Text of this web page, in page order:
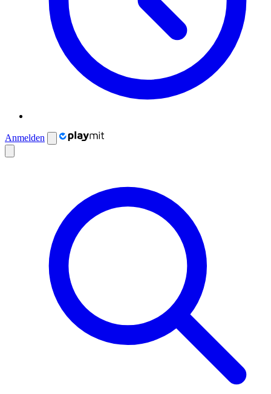
Anmelden